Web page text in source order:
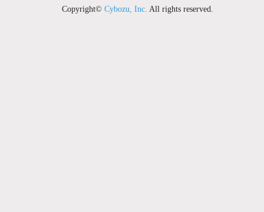
Copyright©Cybozu, Inc. All rights reserved.